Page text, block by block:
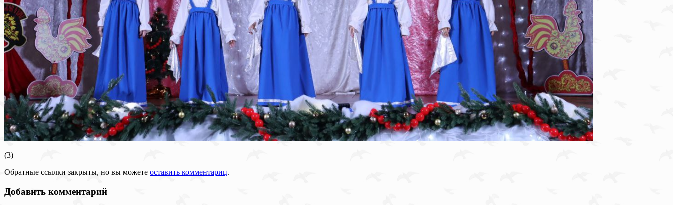
(3)
Обратные ссылки закрыты, но вы можете оставить комментариц.
Добавить комментарий